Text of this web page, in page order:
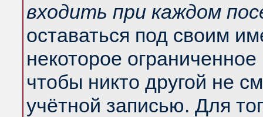
входить при каждом
оставаться под своим
некоторое
чтобы никто другой не
учётной записью. Для